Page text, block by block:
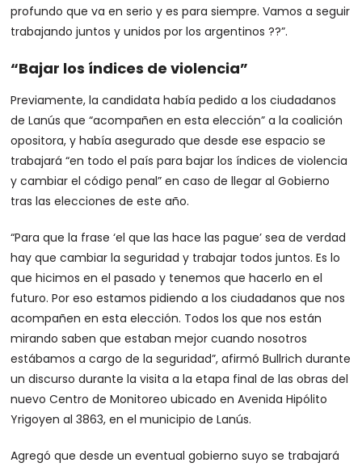
profundo que va en serio y es para siempre. Vamos a seguir
trabajando juntos y unidos por los argentinos ??”.
“Bajar los índices de violencia”
Previamente, la candidata había pedido a los ciudadanos
de Lanús que “acompañen en esta elección” a la coalición
opositora, y había asegurado que desde ese espacio se
trabajará “en todo el país para bajar los índices de violencia
y cambiar el código penal” en caso de llegar al Gobierno
tras las elecciones de este año.
“Para que la frase ‘el que las hace las pague’ sea de verdad
hay que cambiar la seguridad y trabajar todos juntos. Es lo
que hicimos en el pasado y tenemos que hacerlo en el
futuro. Por eso estamos pidiendo a los ciudadanos que nos
acompañen en esta elección. Todos los que nos están
mirando saben que estaban mejor cuando nosotros
estábamos a cargo de la seguridad”, afirmó Bullrich durante
un discurso durante la visita a la etapa final de las obras del
nuevo Centro de Monitoreo ubicado en Avenida Hipólito
Yrigoyen al 3863, en el municipio de Lanús.
Agregó que desde un eventual gobierno suyo se trabajará